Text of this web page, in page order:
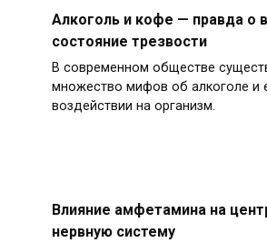
Алкоголь и кофе — правда о
состояние трезвости
В современном обществе
множество мифов об алкоголе и
воздействии на организм.
Влияние амфетамина на
нервную систему